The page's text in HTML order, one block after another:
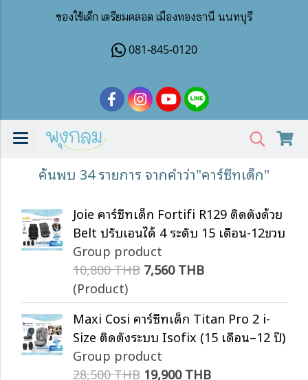
ของใช้เด็ก เตรียมคลอด เมืองทองธานี นนทบุรี
081-845-0120
ค้นพบ 34 รายการ จากคำว่า"คาร์ซีทเด็ก"
Joie คาร์ซีทเด็ก Fortifi R129 ติดตั้งด้วย
Belt ปรับเอนได้ 4 ระดับ 15 เดือน-12ขวบ
Group product
10,800 THB 7,560 THB
(Product)
Maxi Cosi คาร์ซีทเด็ก Titan Pro 2 i-
Size ติดตั้งระบบ Isofix (15 เดือน–12 ปี)
Group product
28,500 THB 19,900 THB